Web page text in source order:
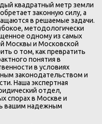
квадратный метр земли
законную силу, а
в решаемые задачи.
методологически
одному из самых
Москвы и Московской
о том, как превратить
понятия в
в условиях
законодательством и
Наша экспертная
отдел,
спорах в Москве и
вашим надежным